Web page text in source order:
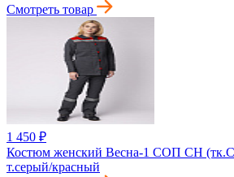
Смотреть товар
1 450 ₽
Костюм женский Весна-1 СОП CH
т.серый/красный